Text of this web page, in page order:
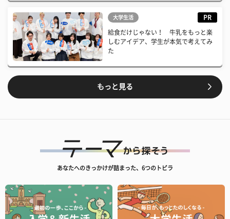
大学生活 PR
給食だけじゃない！ 牛乳をもっと楽
しむアイデア、学生が本気で考えてみ
た
もっと見る
あなたへのきっかけが詰まった、6つのトビラ